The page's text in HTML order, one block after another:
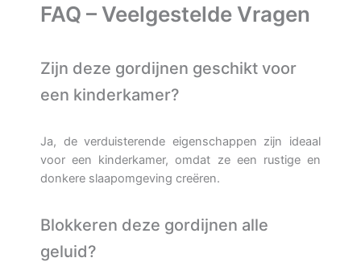
FAQ – Veelgestelde Vragen
Zijn deze gordijnen geschikt voor
een kinderkamer?
Ja, de verduisterende eigenschappen zijn ideaal
voor een kinderkamer, omdat ze een rustige en
donkere slaapomgeving creëren.
Blokkeren deze gordijnen alle
geluid?